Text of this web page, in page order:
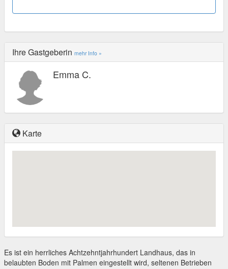
Ihre Gastgeberin mehr Info »
Emma C.
Karte
Es ist ein herrliches Achtzehntjahrhundert Landhaus, das in
belaubten Boden mit Palmen eingestellt wird, seltenen Betrieben